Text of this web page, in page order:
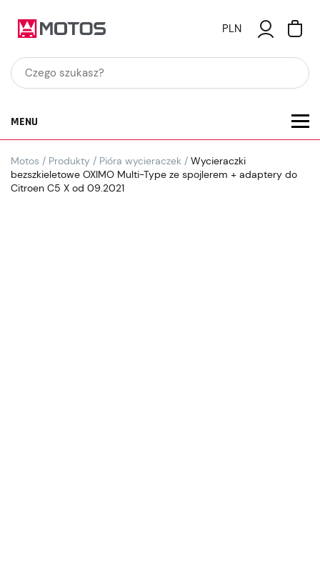
PLN
MENU
Motos / Produkty / Pióra wycieraczek / Wycieraczki
bezszkieletowe OXIMO Multi-Type ze spojlerem + adaptery do
Citroen C5 X od 09.2021